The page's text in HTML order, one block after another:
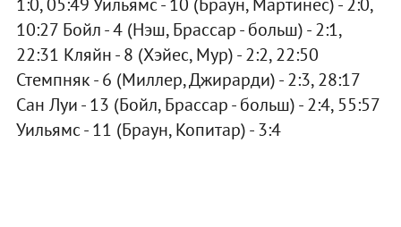
1:0, 05:49 Уильямс - 10 (Браун, Мартинес) - 2:0,
10:27 Бойл - 4 (Нэш, Брассар - больш) - 2:1,
22:31 Кляйн - 8 (Хэйес, Мур) - 2:2, 22:50
Стемпняк - 6 (Миллер, Джирарди) - 2:3, 28:17
Сан Луи - 13 (Бойл, Брассар - больш) - 2:4, 55:57
Уильямс - 11 (Браун, Копитар) - 3:4